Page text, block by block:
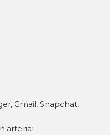
Gmail, Snapchat,
arterial